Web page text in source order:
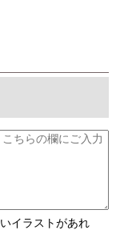
イラストがあれ